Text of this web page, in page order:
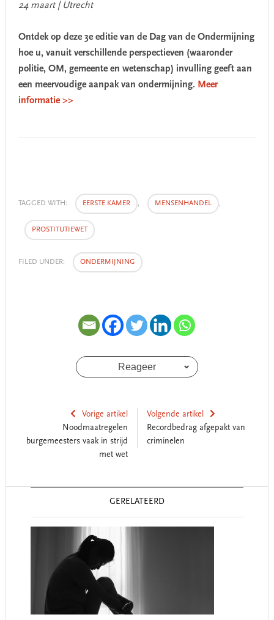
24 maart | Utrecht
Ontdek op deze 3e editie van de Dag van de Ondermijning
hoe u, vanuit verschillende perspectieven (waaronder
politie, OM, gemeente en wetenschap) invulling geeft aan
een meervoudige aanpak van ondermijning. Meer
informatie >>
TAGGED WITH: EERSTE KAMER , MENSENHANDEL ,
PROSTITUTIEWET
FILED UNDER: ONDERMIJNING
Reageer
Vorige artikel
Noodmaatregelen
burgemeesters vaak in strijd
met wet
Volgende artikel
Recordbedrag afgepakt van
criminelen
GERELATEERD